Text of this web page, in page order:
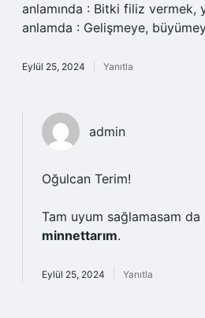
anlamında : Bitki filiz vermek,
anlamda : Gelişmeye,
Eylül 25, 2024 Yanıtla
admin
Oğulcan Terim!
Tam uyum sağlamasam da
minnettarım.
Eylül 25, 2024 Yanıtla